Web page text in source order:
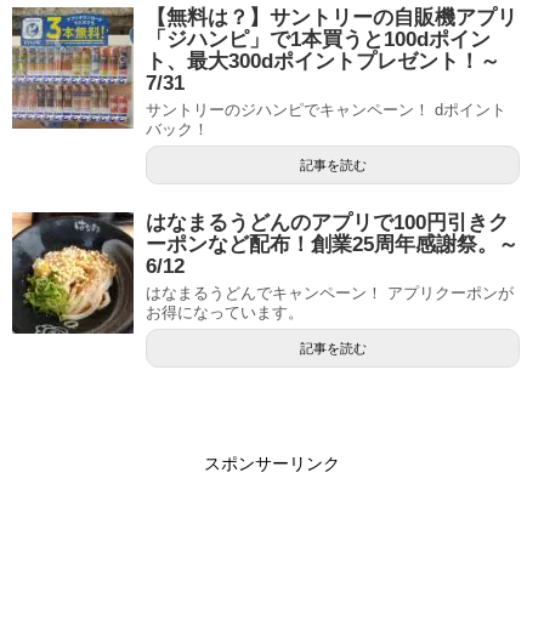
【無料は？】サントリーの自販機アプリ
「ジハンピ」で1本買うと100dポイン
ト、最大300dポイントプレゼント！～
7/31
サントリーのジハンピでキャンペーン！ dポイント
バック！
記事を読む
はなまるうどんのアプリで100円引きク
ーポンなど配布！創業25周年感謝祭。～
6/12
はなまるうどんでキャンペーン！ アプリクーポンが
お得になっています。
記事を読む
スポンサーリンク